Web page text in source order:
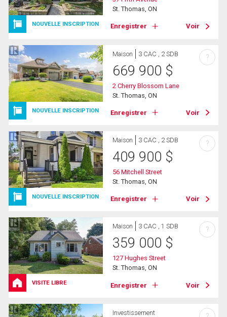
NOUVELLE INSCRIPTION
St. Thomas, ON
Enregistrer Voir
NOUVELLE INSCRIPTION
Maison 3 CAC , 2 SDB
669 900 $
2 Cherry Blossom Lane
St. Thomas, ON
Enregistrer Voir
?
NOUVELLE INSCRIPTION
Maison 3 CAC , 2 SDB
409 900 $
56 Mitchell Street
St. Thomas, ON
Enregistrer Voir
?
VISITE LIBRE
Maison 3 CAC , 1 SDB
359 000 $
127 Hughes Street
St. Thomas, ON
Enregistrer Voir
?
Investissement